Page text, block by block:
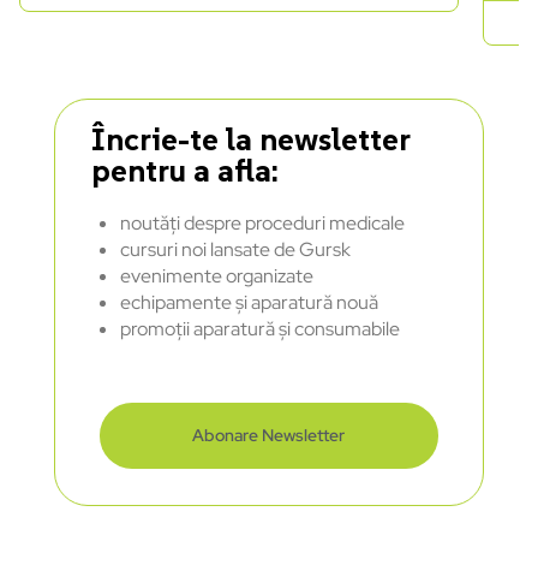
Încrie-te la newsletter
pentru a afla:
noutăți despre proceduri medicale
cursuri noi lansate de Gursk
evenimente organizate
echipamente și aparatură nouă
promoții aparatură și consumabile
Abonare Newsletter